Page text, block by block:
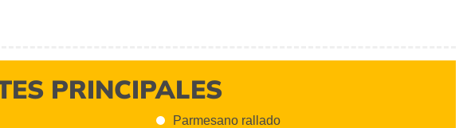
PRINCIPALES
Parmesano rallado